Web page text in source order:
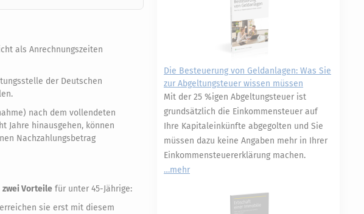
als Anrechnungszeiten
der Deutschen
nach dem vollendeten
Jahre hinausgehen, können
Nachzahlungsbetrag
zwei Vorteile für unter 45-Jährige:
sie erst mit diesem
Die Besteuerung von Geldanlagen: Was Sie
zur Abgeltungsteuer wissen müssen
Mit der 25 %igen Abgeltungsteuer ist
grundsätzlich die Einkommensteuer auf
Ihre Kapitaleinkünfte abgegolten und Sie
müssen dazu keine Angaben mehr in Ihrer
Einkommensteuererklärung machen.
mehr